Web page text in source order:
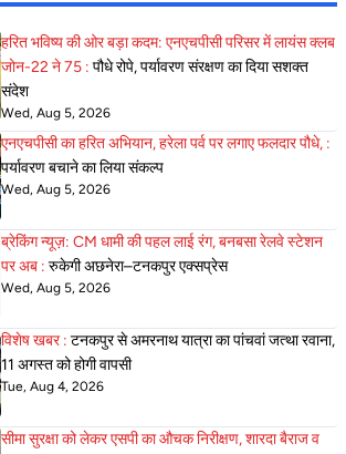
हरित भविष्य की ओर बड़ा कदम: एनएचपीसी परिसर में लायंस क्लब
जोन-22 ने 75 : पौधे रोपे, पर्यावरण संरक्षण का दिया सशक्त
संदेश
Wed, Aug 5, 2026
एनएचपीसी का हरित अभियान, हरेला पर्व पर लगाए फलदार पौधे, :
पर्यावरण बचाने का लिया संकल्प
Wed, Aug 5, 2026
ब्रेकिंग न्यूज़: CM धामी की पहल लाई रंग, बनबसा रेलवे स्टेशन
पर अब : रुकेगी अछनेरा–टनकपुर एक्सप्रेस
Wed, Aug 5, 2026
विशेष खबर : टनकपुर से अमरनाथ यात्रा का पांचवां जत्था रवाना,
11 अगस्त को होगी वापसी
Tue, Aug 4, 2026
सीमा सुरक्षा को लेकर एसपी का औचक निरीक्षण, शारदा बैराज व